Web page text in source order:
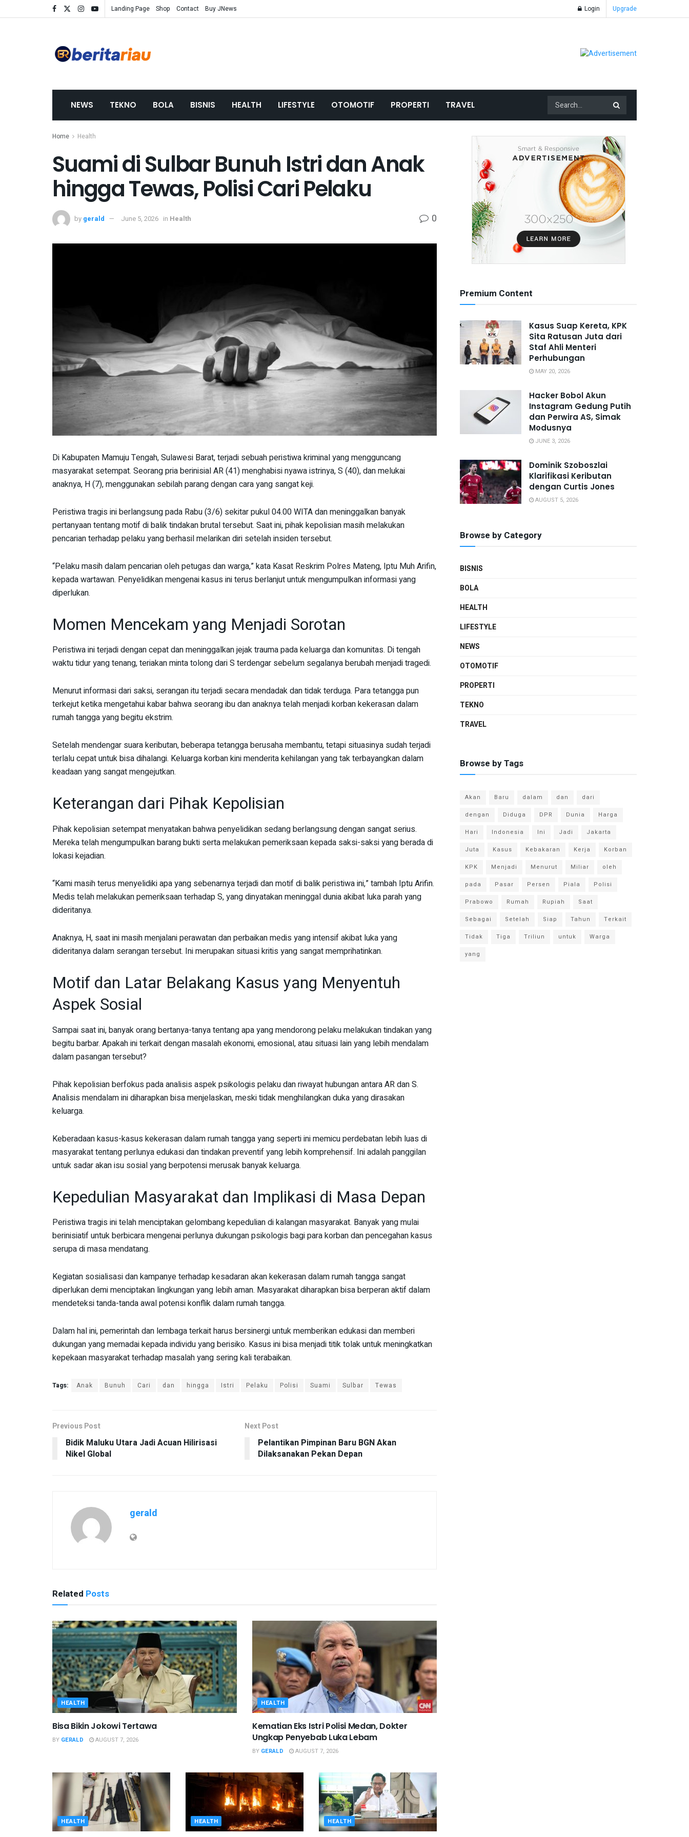
Landing Page Shop Contact Buy JNews Login Upgrade
NEWS TEKNO BOLA BISNIS HEALTH LIFESTYLE OTOMOTIF PROPERTI TRAVEL
Home Health
Suami di Sulbar Bunuh Istri dan Anak
hingga Tewas, Polisi Cari Pelaku
by gerald June 5, 2026 in Health 0
Di Kabupaten Mamuju Tengah, Sulawesi Barat, terjadi sebuah peristiwa kriminal yang mengguncang
masyarakat setempat. Seorang pria berinisial AR (41) menghabisi nyawa istrinya, S (40), dan melukai
anaknya, H (7), menggunakan sebilah parang dengan cara yang sangat keji.
Peristiwa tragis ini berlangsung pada Rabu (3/6) sekitar pukul 04.00 WITA dan meninggalkan banyak
pertanyaan tentang motif di balik tindakan brutal tersebut. Saat ini, pihak kepolisian masih melakukan
pencarian terhadap pelaku yang berhasil melarikan diri setelah insiden tersebut.
“Pelaku masih dalam pencarian oleh petugas dan warga,” kata Kasat Reskrim Polres Mateng, Iptu Muh Arifin,
kepada wartawan. Penyelidikan mengenai kasus ini terus berlanjut untuk mengumpulkan informasi yang
diperlukan.
Momen Mencekam yang Menjadi Sorotan
Peristiwa ini terjadi dengan cepat dan meninggalkan jejak trauma pada keluarga dan komunitas. Di tengah
waktu tidur yang tenang, teriakan minta tolong dari S terdengar sebelum segalanya berubah menjadi tragedi.
Menurut informasi dari saksi, serangan itu terjadi secara mendadak dan tidak terduga. Para tetangga pun
terkejut ketika mengetahui kabar bahwa seorang ibu dan anaknya telah menjadi korban kekerasan dalam
rumah tangga yang begitu ekstrim.
Setelah mendengar suara keributan, beberapa tetangga berusaha membantu, tetapi situasinya sudah terjadi
terlalu cepat untuk bisa dihalangi. Keluarga korban kini menderita kehilangan yang tak terbayangkan dalam
keadaan yang sangat mengejutkan.
Keterangan dari Pihak Kepolisian
Pihak kepolisian setempat menyatakan bahwa penyelidikan sedang berlangsung dengan sangat serius.
Mereka telah mengumpulkan barang bukti serta melakukan pemeriksaan kepada saksi-saksi yang berada di
lokasi kejadian.
“Kami masih terus menyelidiki apa yang sebenarnya terjadi dan motif di balik peristiwa ini,” tambah Iptu Arifin.
Medis telah melakukan pemeriksaan terhadap S, yang dinyatakan meninggal dunia akibat luka parah yang
dideritanya.
Anaknya, H, saat ini masih menjalani perawatan dan perbaikan medis yang intensif akibat luka yang
dideritanya dalam serangan tersebut. Ini merupakan situasi kritis yang sangat memprihatinkan.
Motif dan Latar Belakang Kasus yang Menyentuh
Aspek Sosial
Sampai saat ini, banyak orang bertanya-tanya tentang apa yang mendorong pelaku melakukan tindakan yang
begitu barbar. Apakah ini terkait dengan masalah ekonomi, emosional, atau situasi lain yang lebih mendalam
dalam pasangan tersebut?
Pihak kepolisian berfokus pada analisis aspek psikologis pelaku dan riwayat hubungan antara AR dan S.
Analisis mendalam ini diharapkan bisa menjelaskan, meski tidak menghilangkan duka yang dirasakan
keluarga.
Keberadaan kasus-kasus kekerasan dalam rumah tangga yang seperti ini memicu perdebatan lebih luas di
masyarakat tentang perlunya edukasi dan tindakan preventif yang lebih komprehensif. Ini adalah panggilan
untuk sadar akan isu sosial yang berpotensi merusak banyak keluarga.
Kepedulian Masyarakat dan Implikasi di Masa Depan
Peristiwa tragis ini telah menciptakan gelombang kepedulian di kalangan masyarakat. Banyak yang mulai
berinisiatif untuk berbicara mengenai perlunya dukungan psikologis bagi para korban dan pencegahan kasus
serupa di masa mendatang.
Kegiatan sosialisasi dan kampanye terhadap kesadaran akan kekerasan dalam rumah tangga sangat
diperlukan demi menciptakan lingkungan yang lebih aman. Masyarakat diharapkan bisa berperan aktif dalam
mendeteksi tanda-tanda awal potensi konflik dalam rumah tangga.
Dalam hal ini, pemerintah dan lembaga terkait harus bersinergi untuk memberikan edukasi dan memberi
dukungan yang memadai kepada individu yang berisiko. Kasus ini bisa menjadi titik tolak untuk meningkatkan
kepekaan masyarakat terhadap masalah yang sering kali terabaikan.
Tags: Anak Bunuh Cari dan hingga Istri Pelaku Polisi Suami Sulbar Tewas
Previous Post
Bidik Maluku Utara Jadi Acuan Hilirisasi
Nikel Global
Next Post
Pelantikan Pimpinan Baru BGN Akan
Dilaksanakan Pekan Depan
gerald
Related Posts
HEALTH
Bisa Bikin Jokowi Tertawa
BY GERALD AUGUST 7, 2026
HEALTH
Kematian Eks Istri Polisi Medan, Dokter
Ungkap Penyebab Luka Lebam
BY GERALD AUGUST 7, 2026
HEALTH HEALTH HEALTH
Premium Content
Kasus Suap Kereta, KPK
Sita Ratusan Juta dari
Staf Ahli Menteri
Perhubungan
MAY 20, 2026
Hacker Bobol Akun
Instagram Gedung Putih
dan Perwira AS, Simak
Modusnya
JUNE 3, 2026
Dominik Szoboszlai
Klarifikasi Keributan
dengan Curtis Jones
AUGUST 5, 2026
Browse by Category
BISNIS
BOLA
HEALTH
LIFESTYLE
NEWS
OTOMOTIF
PROPERTI
TEKNO
TRAVEL
Browse by Tags
Akan Baru dalam dan
dari
dengan
Diduga DPR Dunia
Harga
Hari
Indonesia Ini Jadi
Jakarta
Juta
Kasus Kebakaran Kerja
Korban
KPK
Menjadi Menurut Miliar
oleh
pada
Pasar Persen Piala
Polisi
Prabowo
Rumah Rupiah
Saat
Sebagai
Setelah Siap Tahun
Terkait
Tidak
Tiga Triliun untuk
Warga
yang